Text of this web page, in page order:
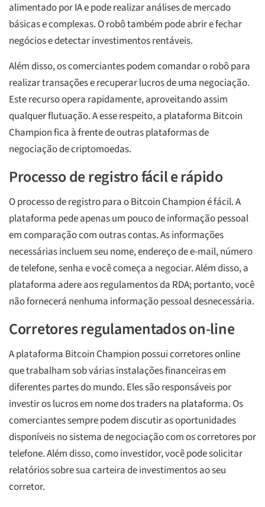
alimentado por IA e pode realizar análises de mercado
básicas e complexas. O robô também pode abrir e fechar
negócios e detectar investimentos rentáveis.
Além disso, os comerciantes podem comandar o robô para
realizar transações e recuperar lucros de uma negociação.
Este recurso opera rapidamente, aproveitando assim
qualquer flutuação. A esse respeito, a plataforma Bitcoin
Champion fica à frente de outras plataformas de
negociação de criptomoedas.
Processo de registro fácil e rápido
O processo de registro para o Bitcoin Champion é fácil. A
plataforma pede apenas um pouco de informação pessoal
em comparação com outras contas. As informações
necessárias incluem seu nome, endereço de e-mail, número
de telefone, senha e você começa a negociar. Além disso, a
plataforma adere aos regulamentos da RDA; portanto, você
não fornecerá nenhuma informação pessoal desnecessária.
Corretores regulamentados on-line
A plataforma Bitcoin Champion possui corretores online
que trabalham sob várias instalações financeiras em
diferentes partes do mundo. Eles são responsáveis por
investir os lucros em nome dos traders na plataforma. Os
comerciantes sempre podem discutir as oportunidades
disponíveis no sistema de negociação com os corretores por
telefone. Além disso, como investidor, você pode solicitar
relatórios sobre sua carteira de investimentos ao seu
corretor.